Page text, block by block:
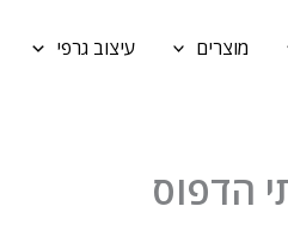
מוצרים עיצוב גרפי
הדפוס